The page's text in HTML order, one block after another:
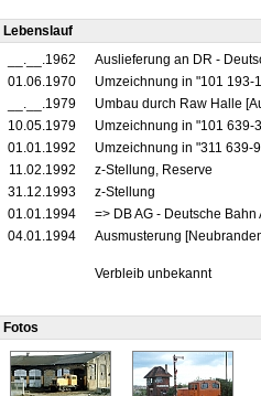
Lebenslauf
__.__.1962
Auslieferung an DR -
01.06.1970
Umzeichnung in "101 193-
__.__.1979
Umbau durch Raw Halle
10.05.1979
Umzeichnung in "101 639-
01.01.1992
Umzeichnung in "311 639-
11.02.1992
z-Stellung, Reserve
31.12.1993
z-Stellung
01.01.1994
=> DB AG - Deutsche
04.01.1994
Ausmusterung
Verbleib unbekannt
Fotos